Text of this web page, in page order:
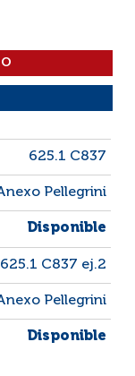
625.1 C837
Pellegrini
Disponible
625.1 C837 ej.2
Pellegrini
Disponible